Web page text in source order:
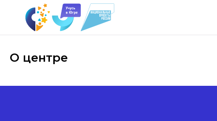
О центре